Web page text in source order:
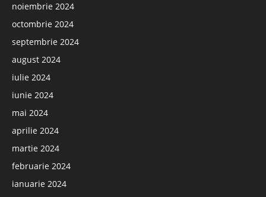
noiembrie 2024
octombrie 2024
septembrie 2024
august 2024
iulie 2024
iunie 2024
mai 2024
aprilie 2024
martie 2024
februarie 2024
ianuarie 2024